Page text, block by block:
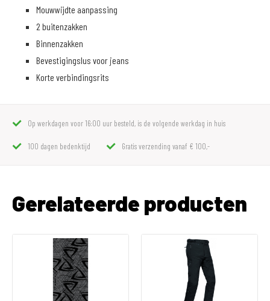
Mouwwijdte aanpassing
2 buitenzakken
Binnenzakken
Bevestigingslus voor jeans
Korte verbindingsrits
Op werkdagen voor 16:00 uur besteld, is de volgende werkdag in huis
100 dagen bedenktijd Gratis verzending vanaf € 100,-
Gerelateerde producten